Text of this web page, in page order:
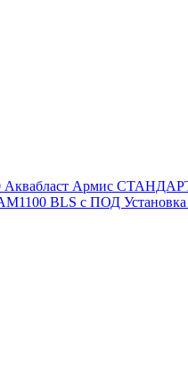
Аквабласт Армис
AM1100 BLS с ПОД